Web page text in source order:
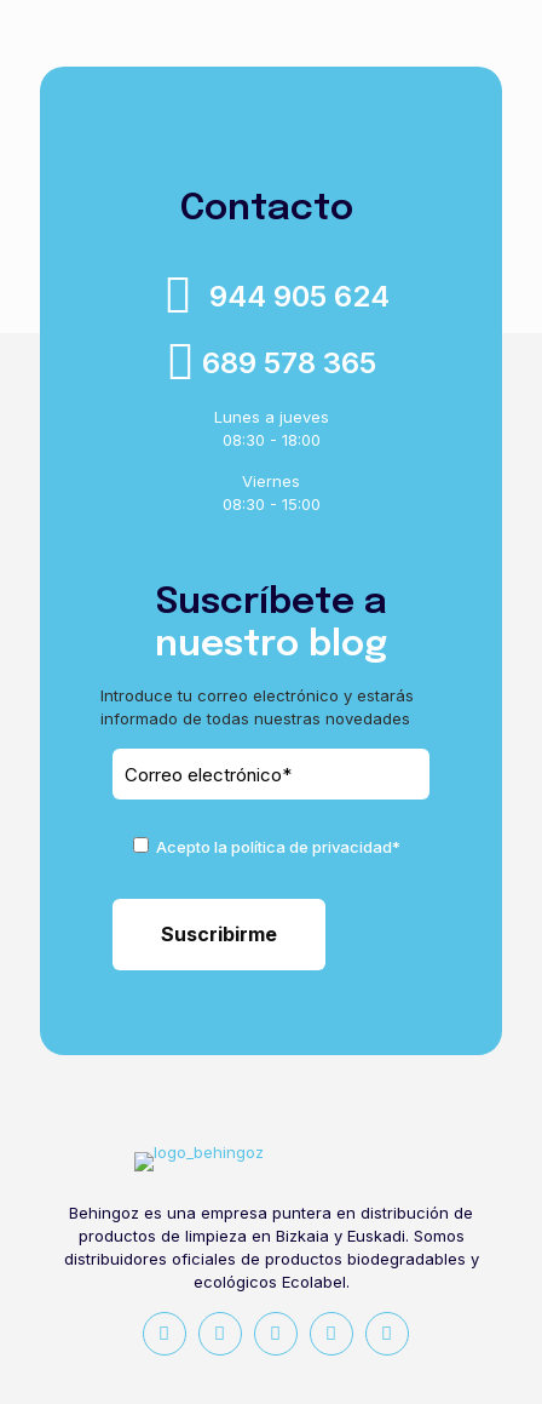
Contacto
944 905 624
689 578 365
Lunes a jueves
08:30 - 18:00
Viernes
08:30 - 15:00
Suscríbete a
nuestro blog
Introduce tu correo electrónico y estarás
informado de todas nuestras novedades
Acepto la política de privacidad*
Behingoz es una empresa puntera en distribución de
productos de limpieza en Bizkaia y Euskadi. Somos
distribuidores oficiales de productos biodegradables y
ecológicos Ecolabel.